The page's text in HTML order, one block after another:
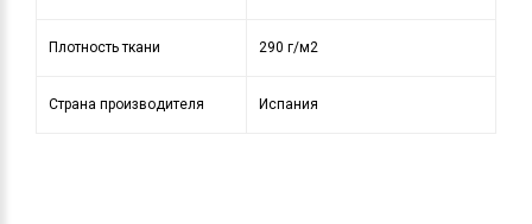
Плотность ткани 290 г/м2
Страна производителя Испания